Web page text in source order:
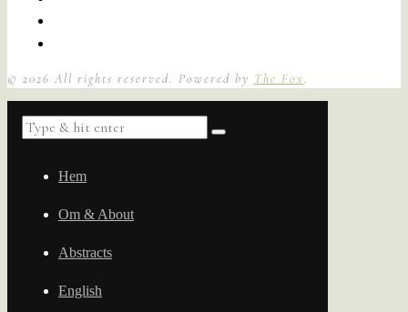
© 2026 All rights reserved. Powered by The Fox.
Hem
Om & About
Abstracts
English